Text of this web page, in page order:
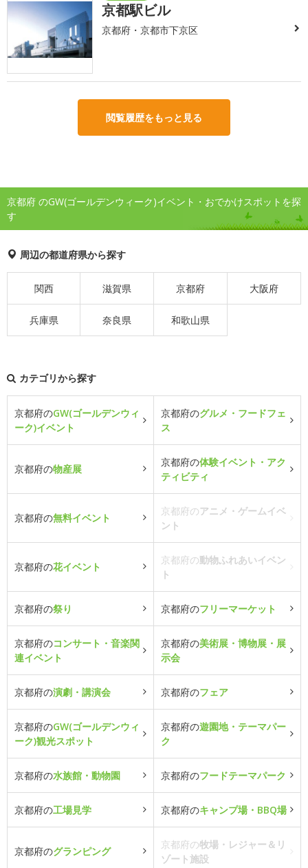
京都駅ビル
京都府・京都市下京区
閲覧履歴をもっと見る
京都府 のGW(ゴールデンウィーク)イベント・おでかけスポットを探
す
周辺の都道府県から探す
関西 滋賀県 京都府 大阪府
兵庫県 奈良県 和歌山県
カテゴリから探す
京都府のGW(ゴールデンウィ
ーク)イベント
京都府のグルメ・フードフェ
ス
京都府の物産展
京都府の体験イベント・アク
ティビティ
京都府の無料イベント
京都府のアニメ・ゲームイベ
ント
京都府の花イベント
京都府の動物ふれあいイベン
ト
京都府の祭り 京都府のフリーマーケット
京都府のコンサート・音楽関
連イベント
京都府の美術展・博物展・展
示会
京都府の演劇・講演会 京都府のフェア
京都府のGW(ゴールデンウィ
ーク)観光スポット
京都府の遊園地・テーマパー
ク
京都府の水族館・動物園 京都府のフードテーマパーク
京都府の工場見学 京都府のキャンプ場・BBQ場
京都府のグランピング
京都府の牧場・レジャー＆リ
ゾート施設